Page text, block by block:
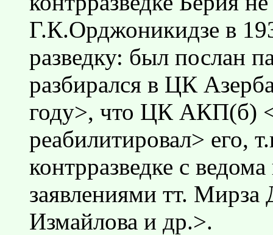
Г.К.Орджоникидзе в
разведку: был послан
разбирался в ЦК
году>, что ЦК АКП(б)
реабилитировал> его,
контрразведке с
заявлениями тт. Мирза
Измайлова и др.>.